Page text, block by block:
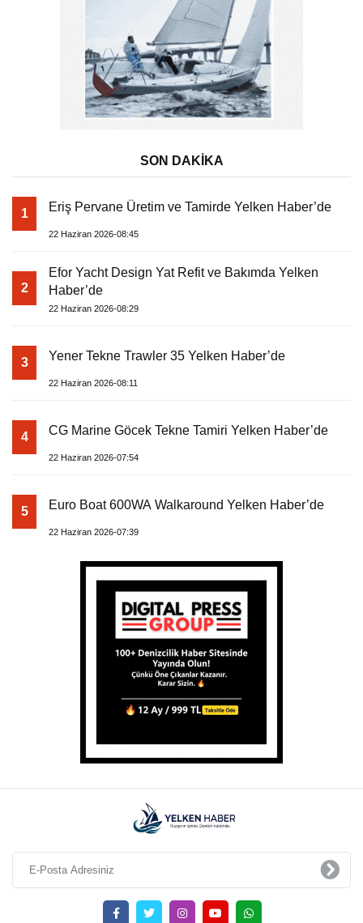
SON DAKİKA
1 Eriş Pervane Üretim ve Tamirde Yelken Haber’de
22 Haziran 2026-08:45
2
Efor Yacht Design Yat Refit ve Bakımda Yelken
Haber’de
22 Haziran 2026-08:29
3 Yener Tekne Trawler 35 Yelken Haber’de
22 Haziran 2026-08:11
4 CG Marine Göcek Tekne Tamiri Yelken Haber’de
22 Haziran 2026-07:54
5 Euro Boat 600WA Walkaround Yelken Haber’de
22 Haziran 2026-07:39